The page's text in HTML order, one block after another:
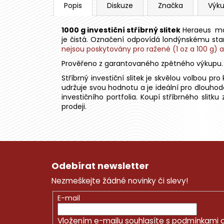
Popis Diskuze Značka
1000 g investiční stříbrný slitek Heraeus
je čistá. Označení odpovídá londýnskému
nejsou poskytovány pro ražené (1 oz a 100 g)
Prověřeno z garantovaného zpětného výkupu.
Stříbrný investiční slitek je skvělou volbou
udržuje svou hodnotu a je ideální pro
investičního portfolia. Koupí stříbrného
prodeji.
Odebírat newsletter
Nezmeškejte žádné novinky či slevy!
E-mail
Vložením e-mailu souhlasíte s podmínkami